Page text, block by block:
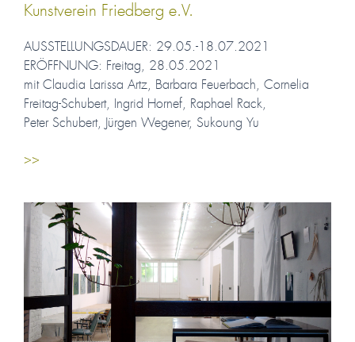
Kunstverein Friedberg e.V.
AUSSTELLUNGSDAUER: 29.05.-18.07.2021
ERÖFFNUNG: Freitag, 28.05.2021
mit Claudia Larissa Artz, Barbara Feuerbach, Cornelia
Freitag-Schubert, Ingrid Hornef, Raphael Rack,
Peter Schubert, Jürgen Wegener, Sukoung Yu
>>